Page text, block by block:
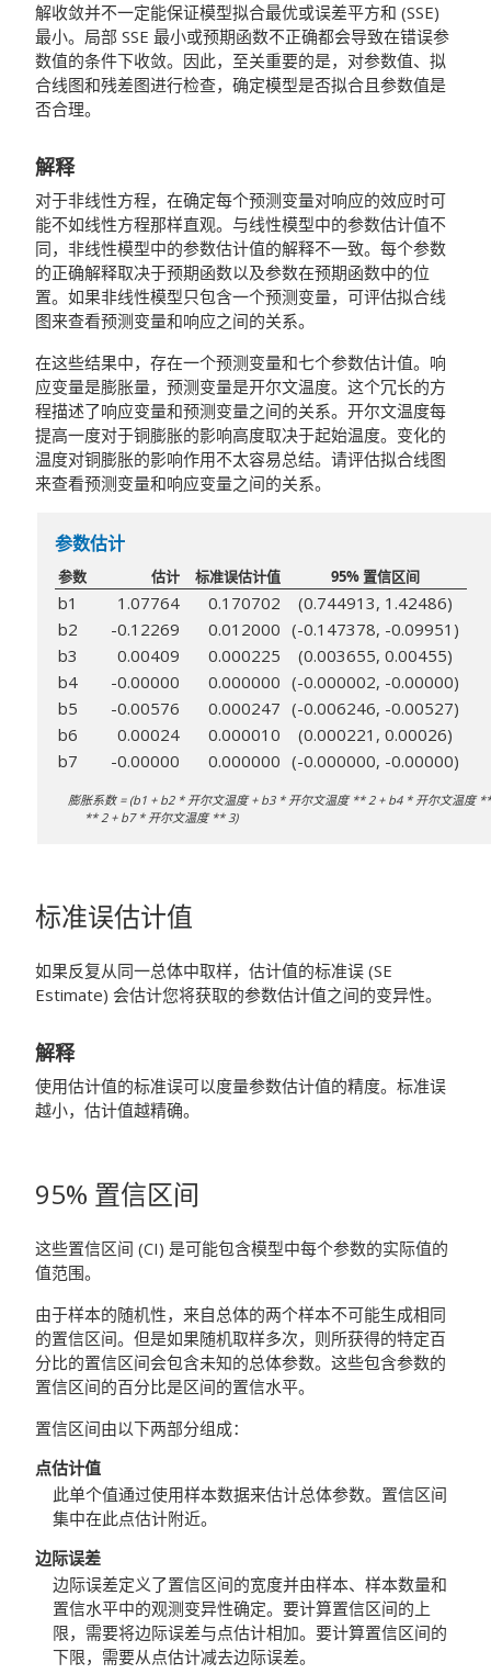
解收敛并不一定能保证模型拟合最优或误差平方和 (SSE)
最小。局部 SSE 最小或预期函数不正确都会导致在错误参
数值的条件下收敛。因此，至关重要的是，对参数值、拟
合线图和残差图进行检查，确定模型是否拟合且参数值是
否合理。
解释
对于非线性方程，在确定每个预测变量对响应的效应时可
能不如线性方程那样直观。与线性模型中的参数估计值不
同，非线性模型中的参数估计值的解释不一致。每个参数
的正确解释取决于预期函数以及参数在预期函数中的位
置。如果非线性模型只包含一个预测变量，可评估拟合线
图来查看预测变量和响应之间的关系。
在这些结果中，存在一个预测变量和七个参数估计值。响
应变量是膨胀量，预测变量是开尔文温度。这个冗长的方
程描述了响应变量和预测变量之间的关系。开尔文温度每
提高一度对于铜膨胀的影响高度取决于起始温度。变化的
温度对铜膨胀的影响作用不太容易总结。请评估拟合线图
来查看预测变量和响应变量之间的关系。
参数估计
参数 估计 标准误估计值 95% 置信区间
b1 1.07764 0.170702
(0.744913, 1.42486)
b2
-0.12269 0.012000 (-0.147378, -0.09951)
b3
0.00409 0.000225
(0.003655, 0.00455)
b4
-0.00000 0.000000 (-0.000002, -0.00000)
b5
-0.00576 0.000247 (-0.006246, -0.00527)
b6
0.00024 0.000010
(0.000221, 0.00026)
b7
-0.00000 0.000000 (-0.000000, -0.00000)
膨胀系数 = (b1 + b2 * 开尔文温度 + b3 * 开尔文温度 ** 2 + b4 * 开尔文温度
** 2 + b7 * 开尔文温度 ** 3)
标准误估计值
如果反复从同一总体中取样，估计值的标准误 (SE
Estimate) 会估计您将获取的参数估计值之间的变异性。
解释
使用估计值的标准误可以度量参数估计值的精度。标准误
越小，估计值越精确。
95% 置信区间
这些置信区间 (CI) 是可能包含模型中每个参数的实际值的
值范围。
由于样本的随机性，来自总体的两个样本不可能生成相同
的置信区间。但是如果随机取样多次，则所获得的特定百
分比的置信区间会包含未知的总体参数。这些包含参数的
置信区间的百分比是区间的置信水平。
置信区间由以下两部分组成：
点估计值
此单个值通过使用样本数据来估计总体参数。置信区间
集中在此点估计附近。
边际误差
边际误差定义了置信区间的宽度并由样本、样本数量和
置信水平中的观测变异性确定。要计算置信区间的上
限，需要将边际误差与点估计相加。要计算置信区间的
下限，需要从点估计减去边际误差。